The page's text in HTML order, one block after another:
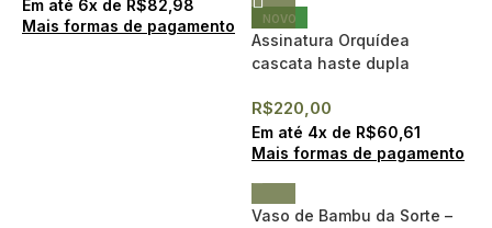
Em até 6x de R$82,98
Mais formas de pagamento
NOVO
Assinatura Orquídea
cascata haste dupla
R$220,00
Em até 4x de R$60,61
Mais formas de pagamento
Vaso de Bambu da Sorte –